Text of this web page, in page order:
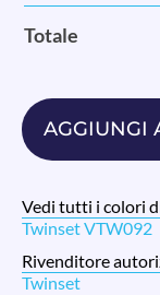
Totale
AGGIUNGI
Vedi tutti i colori
Twinset VTW092
Rivenditore
Twinset